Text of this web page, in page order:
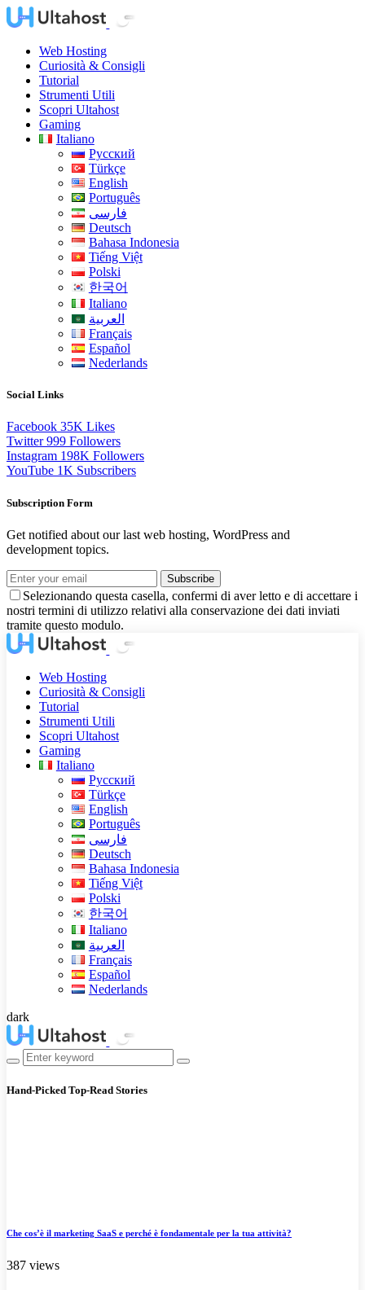
Web Hosting
Curiosità & Consigli
Tutorial
Strumenti Utili
Scopri Ultahost
Gaming
Italiano
Русский
Türkçe
English
Português
فارسی
Deutsch
Bahasa Indonesia
Tiếng Việt
Polski
한국어
Italiano
العربية
Français
Español
Nederlands
Social Links
Facebook 35K Likes
Twitter 999 Followers
Instagram 198K Followers
YouTube 1K Subscribers
Subscription Form
Get notified about our last web hosting, WordPress and
development topics.
Subscribe
Selezionando questa casella, confermi di aver letto e di accettare i
nostri termini di utilizzo relativi alla conservazione dei dati inviati
tramite questo modulo.
Web Hosting
Curiosità & Consigli
Tutorial
Strumenti Utili
Scopri Ultahost
Gaming
Italiano
Русский
Türkçe
English
Português
فارسی
Deutsch
Bahasa Indonesia
Tiếng Việt
Polski
한국어
Italiano
العربية
Français
Español
Nederlands
dark
Hand-Picked Top-Read Stories
Che cos’è il marketing SaaS e perché è fondamentale per la tua attività?
387 views